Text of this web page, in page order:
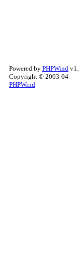
Powered by PHPWind
Copyright © 2003-04
PHPWind